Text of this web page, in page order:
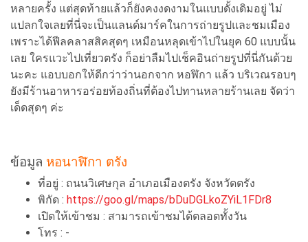
หลายครั้ง แต่สุดท้ายแล้วก็ยังคงงดงามในแบบดั้งเดิมอยู่ ไม่
แปลกใจเลยที่นี่จะเป็นแลนด์มาร์คในการถ่ายรูปและชมเมือง
เพราะได้ฟีลคลาสสิคสุดๆ เหมือนหลุดเข้าไปในยุค 60 แบบนั้น
เลย ใครแวะไปเที่ยวตรัง ก็อย่าลืมไปเช็คอินถ่ายรูปที่นี่กันด้วย
นะคะ แอบบอกให้ดีกว่าว่านอกจาก หอฬิกา แล้ว บริเวณรอบๆ
ยังมีร้านอาหารอร่อยท้องถิ่นที่ต้องไปทานหลายร้านเลย จัดว่า
เด็ดสุดๆ ค่ะ
ข้อมูล หอนาฬิกา ตรัง
ที่อยู่ : ถนนวิเศษกุล อำเภอเมืองตรัง จังหวัดตรัง
พิกัด : https://goo.gl/maps/bDuDGLkoZYiL1FDr8
เปิดให้เข้าชม : สามารถเข้าชมได้ตลอดทั้งวัน
โทร : -